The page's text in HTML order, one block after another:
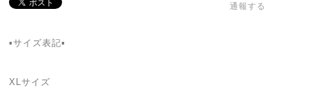
通報する
▪サイズ表記▪
XLサイズ